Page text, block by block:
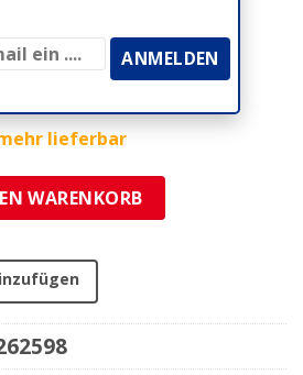
lieferbar
(Paar) Standard 12V AC/DC (Sockel:
WARENKORB